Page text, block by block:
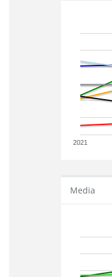
2021
Media